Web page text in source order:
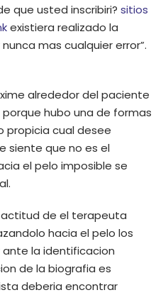
que usted inscribiri? sitios
existiera realizado la
mas cualquier error”.
alrededor del paciente
hubo una de formas
propicia cual desee
siente que no es el
el pelo imposible se
de el terapeuta
hacia el pelo los
la identificacion
de la biografia es
deberia encontrar